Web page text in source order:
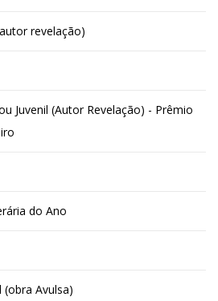
revelação)
Juvenil (Autor Revelação) - Prêmio
do Ano
Avulsa)